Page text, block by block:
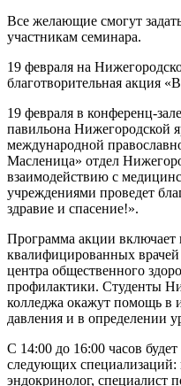
Все желающие смогут
участникам семинара.
19 февраля на
благотворительная акция
19 февраля в конференц-
павильона Нижегородской
международной
Масленица» отдел
взаимодействию с
учреждениями проведет
здравие и спасение!».
Программа акции включает
квалифицированных
центра общественного
профилактики. Студенты
колледжа окажут помощь в
давления и в определении
С 14:00 до 16:00 часов
следующих специализаций:
эндокринолог, специалист